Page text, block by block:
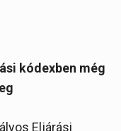
kódexben még
Eljárási